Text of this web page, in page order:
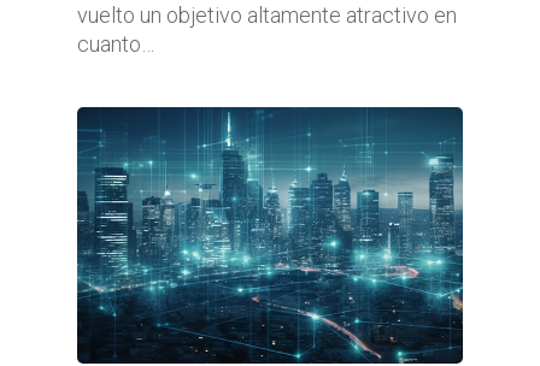
vuelto un objetivo altamente atractivo en
cuanto…